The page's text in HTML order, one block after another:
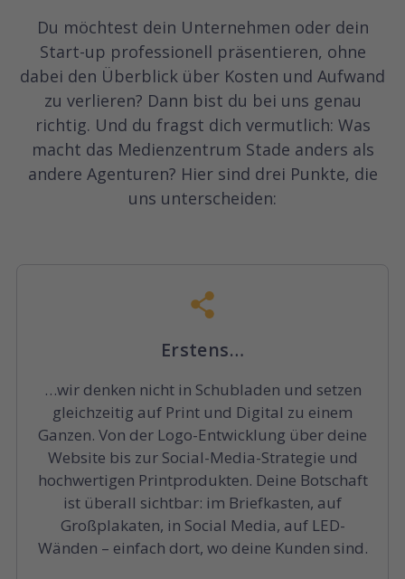
Du möchtest dein Unternehmen oder dein
Start-up professionell präsentieren, ohne
dabei den Überblick über Kosten und Aufwand
zu verlieren? Dann bist du bei uns genau
richtig. Und du fragst dich vermutlich: Was
macht das Medienzentrum Stade anders als
andere Agenturen? Hier sind drei Punkte, die
uns unterscheiden:
Erstens…
…wir denken nicht in Schubladen und setzen
gleichzeitig auf Print und Digital zu einem
Ganzen. Von der Logo-Entwicklung über deine
Website bis zur Social-Media-Strategie und
hochwertigen Printprodukten. Deine Botschaft
ist überall sichtbar: im Briefkasten, auf
Großplakaten, in Social Media, auf LED-
Wänden – einfach dort, wo deine Kunden sind.